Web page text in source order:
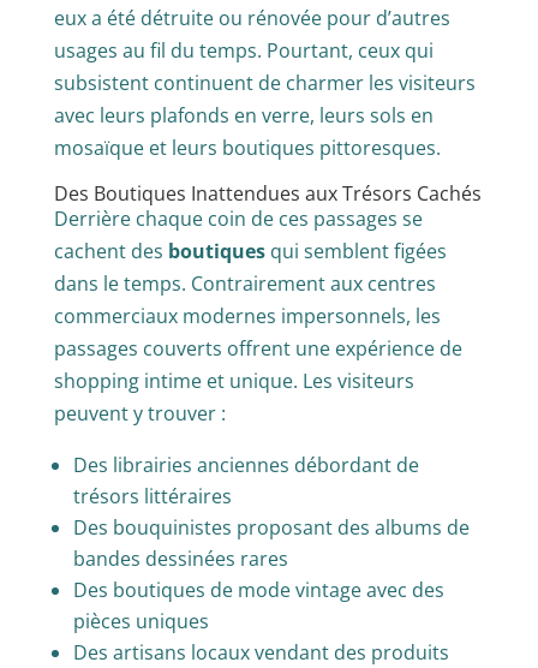
eux a été détruite ou rénovée pour d’autres
usages au fil du temps. Pourtant, ceux qui
subsistent continuent de charmer les visiteurs
avec leurs plafonds en verre, leurs sols en
mosaïque et leurs boutiques pittoresques.
Des Boutiques Inattendues aux Trésors Cachés
Derrière chaque coin de ces passages se
cachent des boutiquesqui semblent figées
dans le temps. Contrairement aux centres
commerciaux modernes impersonnels, les
passages couverts offrent une expérience de
shopping intime et unique. Les visiteurs
peuvent y trouver :
Des librairies anciennes débordant de
trésors littéraires
Des bouquinistes proposant des albums de
bandes dessinées rares
Des boutiques de mode vintage avec des
pièces uniques
Des artisans locaux vendant des produits